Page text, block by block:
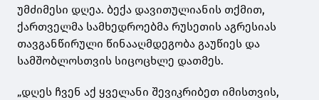
უმძიმესი დღეა. ბექა დავითულიანის თქმით,
ქართველმა სამხედროებმა რუსეთის აგრესიას
თავგანწირული წინააღმდეგობა გაუწიეს და
სამშობლოსთვის სიცოცხლე დათმეს.
„დღეს ჩვენ აქ ყველანი შევიკრიბეთ იმისთვის,